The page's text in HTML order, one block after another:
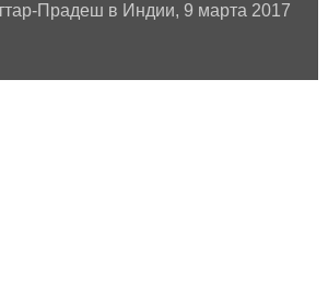
Прадеш в Индии, 9 марта 2017